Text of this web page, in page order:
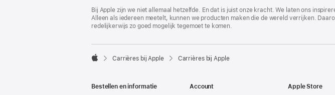
Footer
Bij Apple zijn we niet allemaal hetzelfde. En dat is juist onze kracht. We laten ons
Alleen als iedereen meetelt, kunnen we producten maken die de wereld verrijken.
redelijkerwijs zo goed mogelijk tegemoet te komen.

Carrières bij Apple Carrières bij Apple
Bestellen en informatie
Account
Apple Store